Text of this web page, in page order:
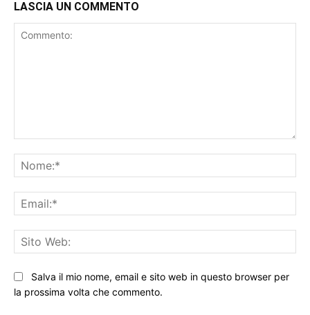
LASCIA UN COMMENTO
Salva il mio nome, email e sito web in questo browser per
la prossima volta che commento.